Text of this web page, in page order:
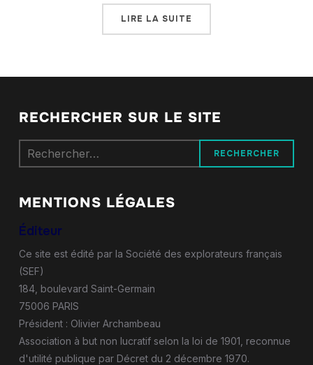
LIRE LA SUITE
RECHERCHER SUR LE SITE
Rechercher :
MENTIONS LÉGALES
Éditeur
Ce site est édité par la Société des explorateurs français
(SEF)
184, boulevard Saint-Germain
75006 PARIS
Président : Olivier Archambeau
Association à but non lucratif selon la loi de 1901, reconnue
d'utilité publique par Décret du 2 décembre 1970.